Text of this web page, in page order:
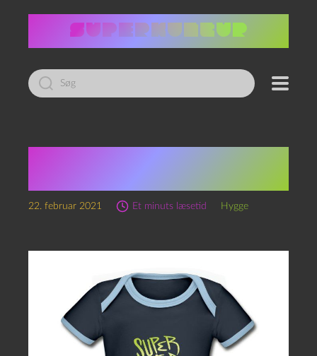
Led
efter:
22. februar 2021 Et minuts læsetid Hygge